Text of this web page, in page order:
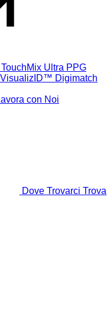
TouchMix Ultra PPG
VisualizID™ Digimatch
con Noi
Dove Trovarci Trova